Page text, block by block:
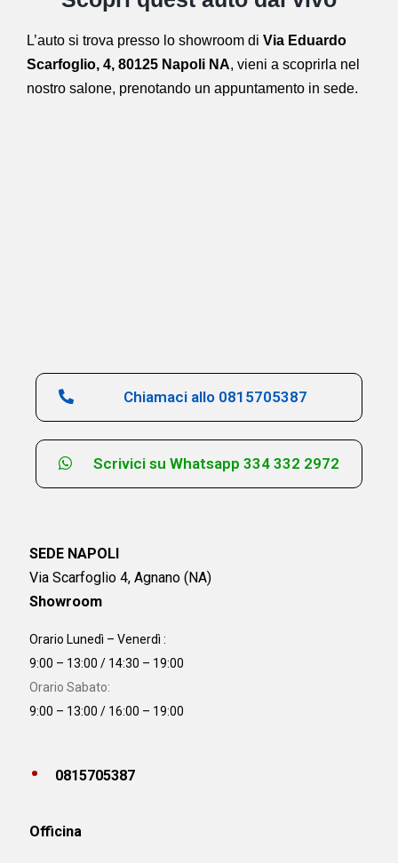
L’auto si trova presso lo showroom di Via Eduardo
Scarfoglio, 4, 80125 Napoli NA, vieni a scoprirla nel
nostro salone, prenotando un appuntamento in sede.
Chiamaci allo 0815705387
Scrivici su Whatsapp 334 332 2972
SEDE NAPOLI
Via Scarfoglio 4, Agnano (NA)
Showroom
Orario Lunedì – Venerdì :
9:00 – 13:00 / 14:30 – 19:00
Orario Sabato:
9:00 – 13:00 / 16:00 – 19:00
0815705387
Officina